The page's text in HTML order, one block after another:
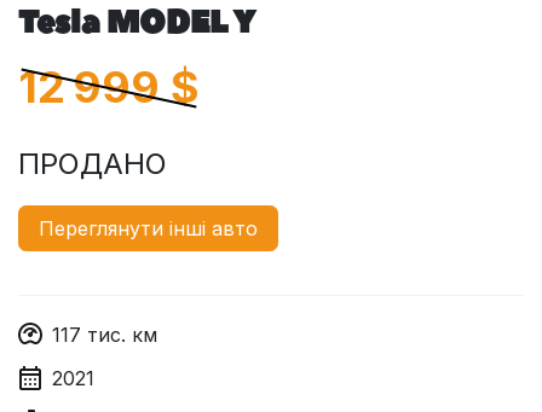
Tesla MODEL Y
12 999$
ПРОДАНО
Переглянути інші авто
117 тис. км
2021